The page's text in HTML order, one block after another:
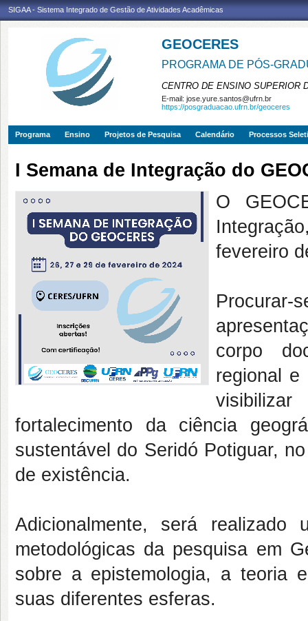
SIGAA - Sistema Integrado de Gestão de Atividades Acadêmicas
GEOCERES
PROGRAMA DE PÓS-
CENTRO DE ENSINO SUPERIOR
E-mail: jose.yure.santos@ufrn.br
https://posgraduacao.ufrn.br/geoceres
Programa Ensino Projetos de Pesquisa Calendário Processos
I Semana de Integração do
O
fevereiro
Procurar-
corpo
regional e
fortalecimento da ciência
sustentável do Seridó Potiguar,
de existência.
Adicionalmente, será
metodológicas da pesquisa em
sobre a epistemologia, a teoria
suas diferentes esferas.